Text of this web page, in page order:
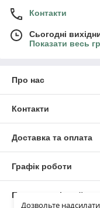
Дозвольте
Контакти
Сьогодні
Показати весь
Про нас
Контакти
Доставка та оплата
Графік роботи
Повна версія сайту